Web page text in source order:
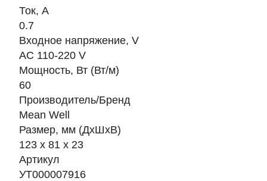
Ток, A
0.7
Входное напряжение, V
AC 110-220 V
Мощность, Вт (Вт/м)
60
Производитель/Бренд
Mean Well
Размер, мм (ДхШхВ)
123 x 81 x 23
Артикул
УТ000007916